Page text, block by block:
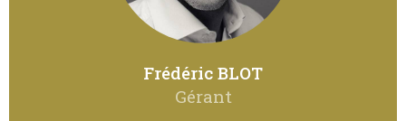
Frédéric BLOT
Gérant